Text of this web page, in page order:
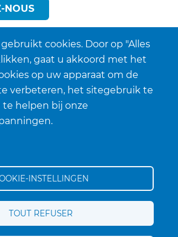
NOUS
générales de vente
de confidentialité
cookies. Door op "Alles
gaat u akkoord met het
op uw apparaat om de
verbeteren, het sitegebruik te
te helpen bij onze
INSTELLINGEN
TOUT REFUSER